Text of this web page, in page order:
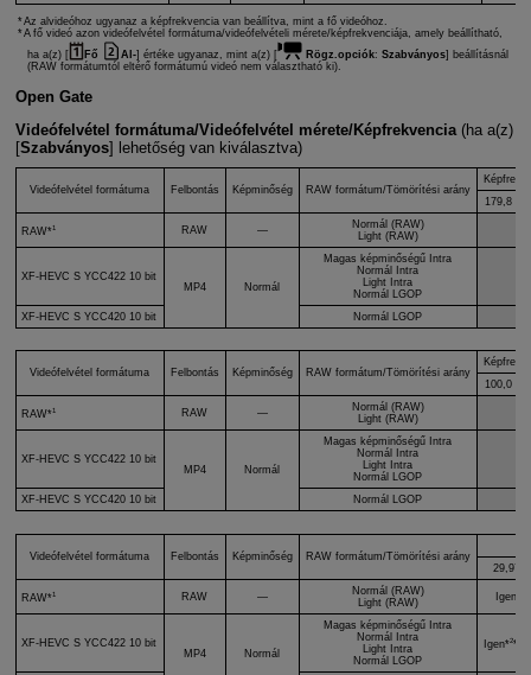
Az alvideóhoz ugyanaz a képfrekvencia van beállítva, mint a fő videóhoz.
A fő videó azon videófelvétel formátuma/videófelvételi mérete/képfrekvenciája, amely beállítható,
ha a(z) [
Fő Al-] értéke ugyanaz, mint a(z) [ Rögz.opciók: Szabványos] beállításnál
(RAW formátumtól eltérő formátumú videó nem választható ki).
Open Gate
Videófelvétel formátuma/Videófelvétel mérete/Képfrekvencia(ha a(z)
[Szabványos] lehetőség van kiválasztva)
Videófelvétel formátuma Felbontás Képminőség RAW formátum/Tömörítési arány
179,8
RAW*1 RAW —
Normál (RAW)
Light (RAW)
XF-HEVC S YCC422 10 bit
MP4
Normál
Magas képminőségű Intra
Normál Intra
Light Intra
Normál LGOP
XF-HEVC S YCC420 10 bit Normál LGOP
Videófelvétel formátuma Felbontás Képminőség RAW formátum/Tömörítési arány
100,0
RAW*1 RAW —
Normál (RAW)
Light (RAW)
XF-HEVC S YCC422 10 bit
MP4
Normál
Magas képminőségű Intra
Normál Intra
Light Intra
Normál LGOP
XF-HEVC S YCC420 10 bit Normál LGOP
Videófelvétel formátuma Felbontás Képminőség
RAW formátum/Tömörítési arány
29,97
RAW*1 RAW —
Normál (RAW)
Light (RAW)
Igen
XF-HEVC S YCC422 10 bit
MP4
Normál
Magas képminőségű Intra
Normál Intra
Light Intra
Normál LGOP
Igen*2*